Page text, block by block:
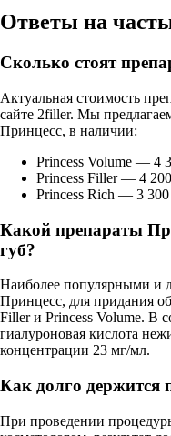
Ответы на
Сколько стоят
Актуальная стоимость
сайте 2filler. Мы
Принцесс, в наличии:
Princess Volume — 4
Princess Filler — 4
Princess Rich — 3
Какой препараты
губ?
Наиболее популярными и
Принцесс, для придания
Filler и Princess Volume. В
гиалуроновая кислота
концентрации 23 мг/мл.
Как долго держится
При проведении